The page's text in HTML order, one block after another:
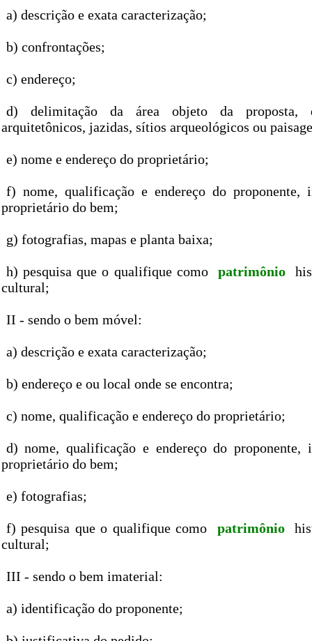
a) descrição e exata caracterização;
b) confrontações;
c) endereço;
d) delimitação da área objeto da proposta,
arquitetônicos, jazidas, sítios arqueológicos ou
e) nome e endereço do proprietário;
f) nome, qualificação e endereço do proponente,
proprietário do bem;
g) fotografias, mapas e planta baixa;
h) pesquisa que o qualifique como patrimônio
cultural;
II - sendo o bem móvel:
a) descrição e exata caracterização;
b) endereço e ou local onde se encontra;
c) nome, qualificação e endereço do proprietário;
d) nome, qualificação e endereço do proponente,
proprietário do bem;
e) fotografias;
f) pesquisa que o qualifique como patrimônio
cultural;
III - sendo o bem imaterial:
a) identificação do proponente;